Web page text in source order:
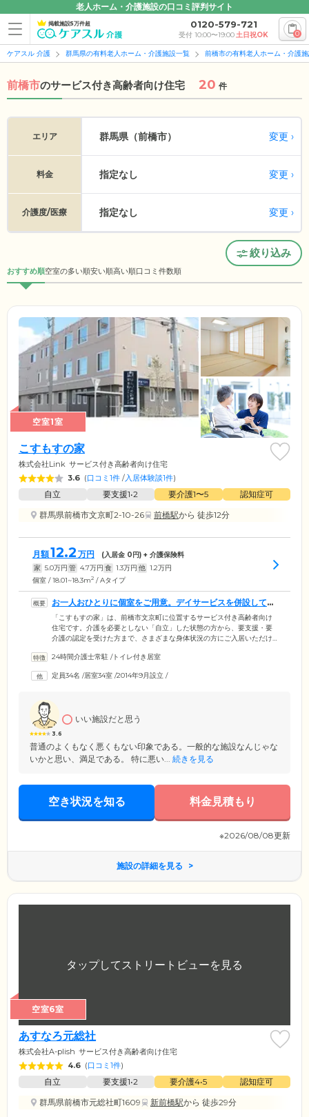
老人ホーム・介護施設の口コミ評判サイト
掲載施設5万件超 0120-579-721
受付 10:00〜19:00土日祝OK 0
ケアスル 介護 群馬県の有料老人ホーム・介護施設一覧 前橋市の有料老人ホーム・介護
前橋市のサービス付き高齢者向け住宅 20 件
エリア 群馬県（前橋市） 変更
料金 指定なし 変更
介護度/医療 指定なし 変更
絞り込み
おすすめ順空室の多い順安い順高い順口コミ件数順
空室1室
こすもすの家
株式会社Link サービス付き高齢者向け住宅
3.6 (口コミ1件 /入居体験談1件)
自立 要支援1•2 要介護1〜5
認知症可
群馬県前橋市文京町2-10-26
前橋駅から 徒歩12分
月額12.2 万円 (入居金 0円) + 介護保険料
家 5.0万円 管 4.7万円 食 1.3万円 他 1.2万円
個室 / 18.01~18.3m2 / Aタイプ
お一人おひとりに個室をご用意。デイサービスを併設してい
ます
「こすもすの家」は、前橋市文京町に位置するサービス付き高齢者向け
住宅です。介護を必要としない「自立」した状態の方から、要支援・要
介護の認定を受けた方まで、さまざまな身体状況の方にご入居いただけ
室をご用意。各居室には、トイレ、独立洗面台、クローゼットを設置し
イキとした暮らしをご希望の方にご案内しています。体を動かすアクテ
24時間介護士常駐 /トイレ付き居室
定員34名 /居室34室 /2014年9月設立 /
3.6
いい施設だと思う
普通のよくもなく悪くもない印象である。一般的な施設なんじゃな
いかと思い、満足である。 特に悪い... 続きを見る
空き状況を知る 料金見積もり
※2026/08/08更新
施設の詳細を見る
空室6室
あすなろ元総社
株式会社A-plish サービス付き高齢者向け住宅
4.6 (口コミ1件)
自立 要支援1•2 要介護4•5
認知症可
群馬県前橋市元総社町1609
新前橋駅から 徒歩29分